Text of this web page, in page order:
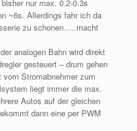
nur max. 0.2-0.3s
~6s. Allerdings fahr ich da
zu schonen…..macht
analogen Bahn wird direkt
gesteuert – drum gehen
Stromabnehmer zum
liegt immer die max.
Autos auf der gleichen
dann eine per PWM